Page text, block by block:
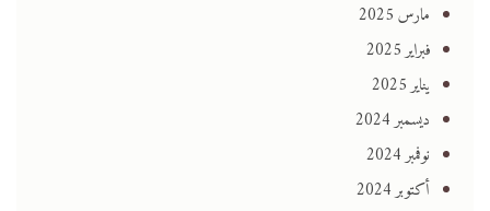
مارس 2025
فبراير 2025
يناير 2025
ديسمبر 2024
نوفمبر 2024
أكتوبر 2024